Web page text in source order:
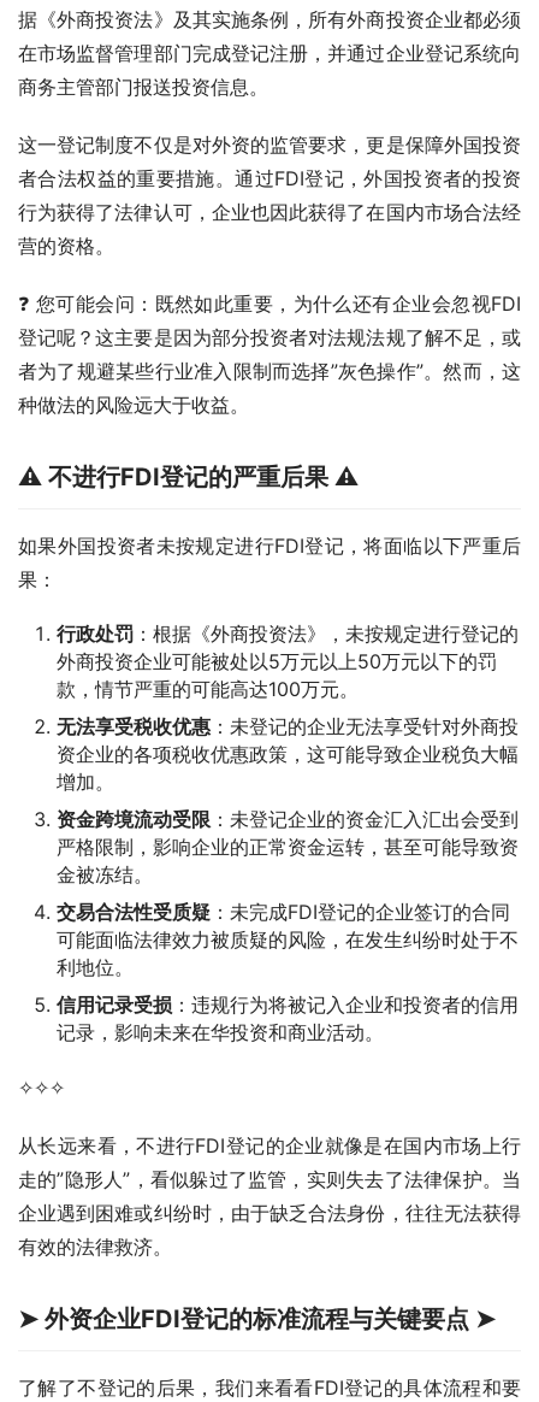
据《外商投资法》及其实施条例，所有外商投资企业都必须
在市场监督管理部门完成登记注册，并通过企业登记系统向
商务主管部门报送投资信息。
这一登记制度不仅是对外资的监管要求，更是保障外国投资
者合法权益的重要措施。通过FDI登记，外国投资者的投资
行为获得了法律认可，企业也因此获得了在国内市场合法经
营的资格。
❓ 您可能会问：既然如此重要，为什么还有企业会忽视FDI
登记呢？这主要是因为部分投资者对法规法规了解不足，或
者为了规避某些行业准入限制而选择”灰色操作”。然而，这
种做法的风险远大于收益。
⚠ 不进行FDI登记的严重后果 ⚠
如果外国投资者未按规定进行FDI登记，将面临以下严重后
果：
行政处罚 ：根据《外商投资法》，未按规定进行登记的
外商投资企业可能被处以5万元以上50万元以下的罚
款，情节严重的可能高达100万元。
无法享受税收优惠 ：未登记的企业无法享受针对外商投
资企业的各项税收优惠政策，这可能导致企业税负大幅
增加。
资金跨境流动受限 ：未登记企业的资金汇入汇出会受到
严格限制，影响企业的正常资金运转，甚至可能导致资
金被冻结。
交易合法性受质疑 ：未完成FDI登记的企业签订的合同
可能面临法律效力被质疑的风险，在发生纠纷时处于不
利地位。
信用记录受损 ：违规行为将被记入企业和投资者的信用
记录，影响未来在华投资和商业活动。
✧✧✧
从长远来看，不进行FDI登记的企业就像是在国内市场上行
走的”隐形人”，看似躲过了监管，实则失去了法律保护。当
企业遇到困难或纠纷时，由于缺乏合法身份，往往无法获得
有效的法律救济。
➤ 外资企业FDI登记的标准流程与关键要点 ➤
了解了不登记的后果，我们来看看FDI登记的具体流程和要